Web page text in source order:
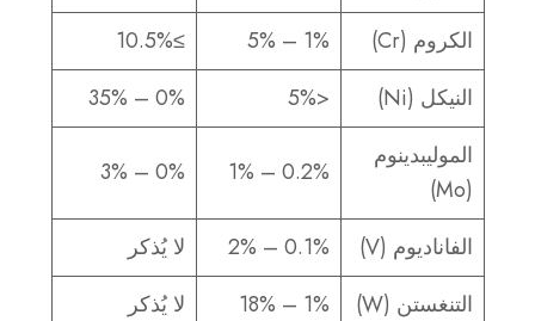
الكروم (Cr)
1% – 5%
≥10.5%
النيكل (Ni)
<5%
0% – 35%
الموليبدينوم
(Mo)
0.2% – 1%
0% – 3%
الفاناديوم (V) 0.1% – 2%
لا يُذكر
التنغستن (W)
1% – 18%
لا يُذكر